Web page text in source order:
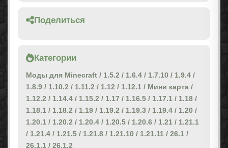
Поделиться
Категории
Моды для Minecraft / 1.5.2 / 1.6.4 / 1.7.10 / 1.9.4 /
1.8.9 / 1.10.2 / 1.11.2 / 1.12 / 1.12.1 / Мини карта /
1.12.2 / 1.14.4 / 1.15.2 / 1.17 / 1.16.5 / 1.17.1 / 1.18 /
1.18.1 / 1.18.2 / 1.19 / 1.19.2 / 1.19.3 / 1.19.4 / 1.20 /
1.20.1 / 1.20.2 / 1.20.4 / 1.20.5 / 1.20.6 / 1.21 / 1.21.1
/ 1.21.4 / 1.21.5 / 1.21.8 / 1.21.10 / 1.21.11 / 26.1 /
26.1.1 / 26.1.2